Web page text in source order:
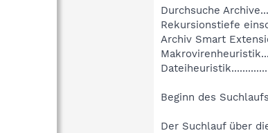
Durchsuche
Rekursionstiefe
Archiv Smart
Beginn des
Der Suchlauf über